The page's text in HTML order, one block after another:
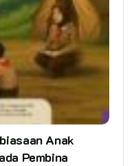
Anak
Pembina